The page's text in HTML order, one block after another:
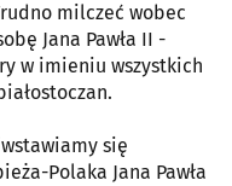
milczeć wobec
Jana Pawła II -
w imieniu wszystkich
się
Polaka Jana Pawła